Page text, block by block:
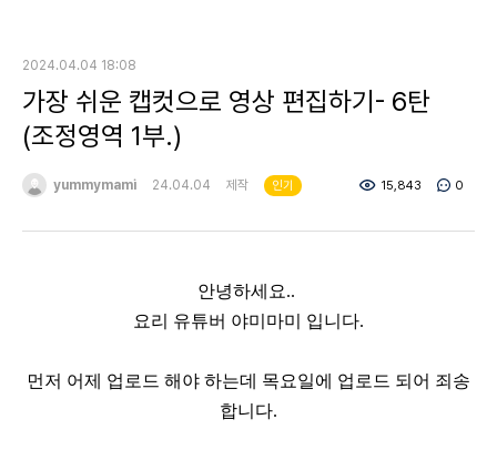
2024.04.04 18:08
가장 쉬운 캡컷으로 영상 편집하기- 6탄
(조정영역 1부.)
yummymami 24.04.04 제작 인기 15,843 0
안녕하세요..
요리 유튜버 야미마미 입니다.
먼저 어제 업로드 해야 하는데 목요일에 업로드 되어 죄송
합니다.